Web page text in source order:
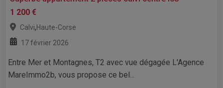
1 200 €
Calvi,Haute-Corse
17 février 2026
Entre Mer et Montagnes, T2 avec vue dégagée L'Agence
MareImmo2b, vous propose ce bel...